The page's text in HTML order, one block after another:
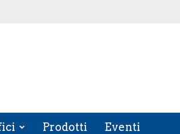
Prodotti Eventi